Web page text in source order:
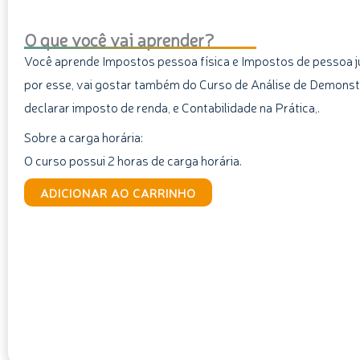
O que você vai aprender?
Você aprende Impostos pessoa física e Impostos de pessoa
por esse, vai gostar também do Curso de Análise de
declarar imposto de renda, e Contabilidade na Prática,.
Sobre a carga horária:
O curso possui 2 horas de carga horária.
Curso
de
ADICIONAR AO CARRINHO